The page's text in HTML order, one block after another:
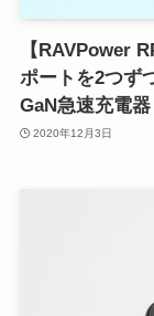
【RAVPower
ポートを2つず
GaN急速充電器
2020年12月3日